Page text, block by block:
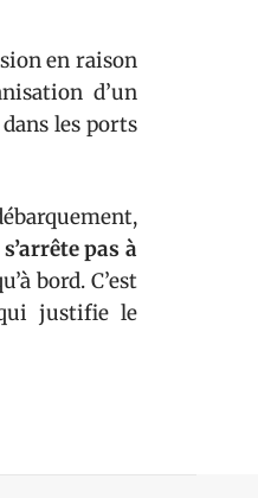
en raison
d’un
les ports
pas à
bord. C’est
justifie le